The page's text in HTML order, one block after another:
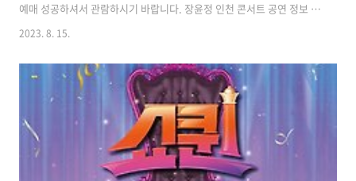
예매 성공하셔서 관람하시기 바랍니다. 장윤정 인천 콘서트 공연 정보 및
예매 방법과 할인 예매 방법까지 자세히 안내해 드리겠습니다. 장윤정 인
120분 공연장소 : 인천 송도컨벤시아 관람연령 : 8세 이상 관람 가능 관
람가격 : VIP석 - 143,000원 R석 - 132,000원 S석 - 121,000원 장윤정
인천 콘서트 예매하기 예매처 : 인터파크 티켓 홈페이지 온라인 예매 예
매가능일자 : 전일 11시까지 일괄배송 : 초기 예매 분 2023.9.15.(금) 일
괄 배..
2023. 8. 15.